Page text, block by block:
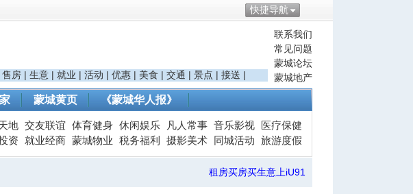
快捷导航
联系我们
常见问题
蒙城论坛
蒙城地产
售房 | 生意 | 就业 | 活动 | 优惠 | 美食 | 交通 | 景点 | 接送 |
蒙城黄页 《蒙城华人报》
地 交友联谊 体育健身 休闲娱乐 凡人常事 音乐影视
医疗保健
资 就业经商 蒙城物业 税务福利 摄影美术 同城活动 旅游度假
租房买房买生意上iU91